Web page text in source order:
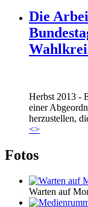
Die
Herbst 2013 -
einer
herzustellen,
<>
Fotos
Warten auf